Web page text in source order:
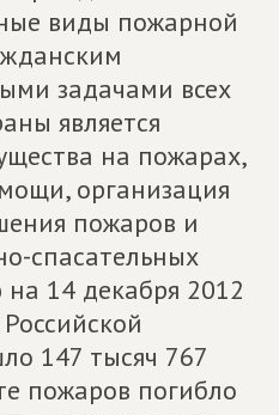
виды пожарной
задачами всех
является
на пожарах,
организация
пожаров и
спасательных
14 декабря 2012
147 тысяч 767
пожаров погибло